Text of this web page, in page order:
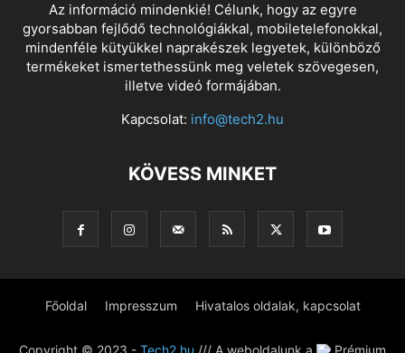
Az információ mindenkié! Célunk, hogy az egyre
gyorsabban fejlődő technológiákkal, mobiletelefonokkal,
mindenféle kütyükkel naprakészek legyetek, különböző
termékeket ismertethessünk meg veletek szövegesen,
illetve videó formájában.
Kapcsolat: info@tech2.hu
KÖVESS MINKET
Főoldal Impresszum Hivatalos oldalak, kapcsolat